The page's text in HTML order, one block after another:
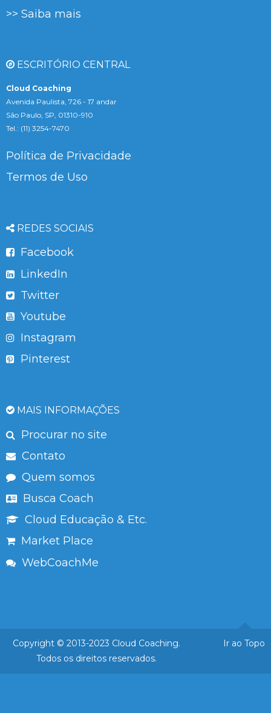
>> Saiba mais
ESCRITÓRIO CENTRAL
Cloud Coaching
Avenida Paulista, 726 - 17 andar
São Paulo, SP, 01310-910
Tel.: (11) 3254-7470
Política de Privacidade
Termos de Uso
REDES SOCIAIS
Facebook
LinkedIn
Twitter
Youtube
Instagram
Pinterest
MAIS INFORMAÇÕES
Procurar no site
Contato
Quem somos
Busca Coach
Cloud Educação & Etc.
Market Place
WebCoachMe
Ir ao Topo
Copyright © 2013-2023 Cloud Coaching.
Todos os direitos reservados.